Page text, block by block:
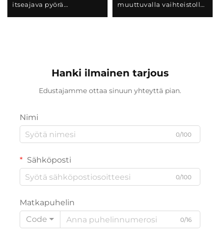
itseajava pyörä
muuttuvalla vaihteistolla
poljinjärjestelmällä,
taittuvalla
ominaisuudella
Hanki ilmainen tarjous
Edustajamme ottaa sinuun yhteyttä pian.
Nimi
0/100
Sähköposti
0/100
Matkapuhelin
Code
0/16